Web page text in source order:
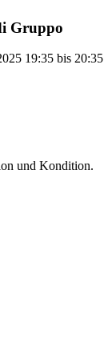
Gruppo
19:35bis 20:35
und Kondition.